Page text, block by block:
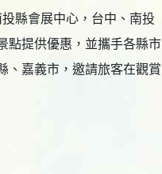
縣會展中心，台中、南投
點提供優惠，並攜手各縣市
、嘉義市，邀請旅客在觀賞